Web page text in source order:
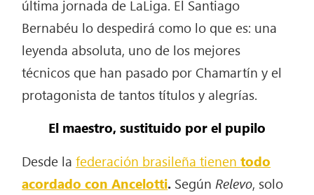
última jornada de LaLiga. El Santiago
Bernabéu lo despedirá como lo que es: una
leyenda absoluta, uno de los mejores
técnicos que han pasado por Chamartín y el
protagonista de tantos títulos y alegrías.
El maestro, sustituido por el pupilo
Desde lafederación brasileña tienentodo
acordado con Ancelotti. Según Relevo, solo